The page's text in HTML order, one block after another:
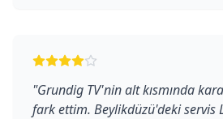
"Grundig TV'nin alt kısmında
fark ettim. Beylikdüzü'deki servis